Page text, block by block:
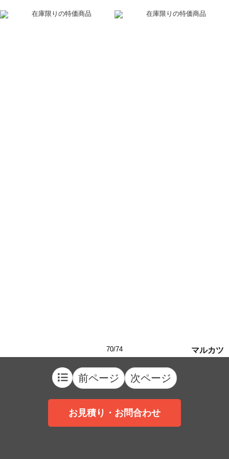
70/74 マルカツ
前ページ 次ページ
お見積り・お問合わせ